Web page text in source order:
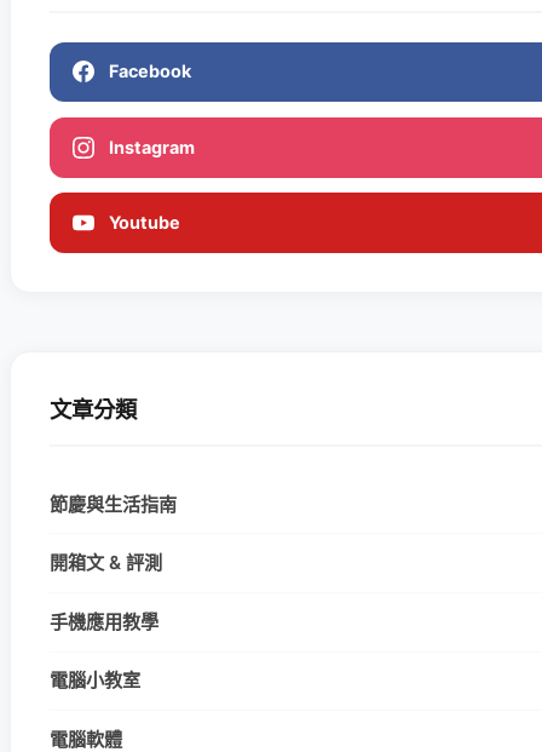
Facebook
Instagram
Youtube
文章分類
節慶與生活指南
開箱文 & 評測
手機應用教學
電腦小教室
電腦軟體